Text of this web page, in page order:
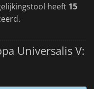
heeft 15
Universalis V: